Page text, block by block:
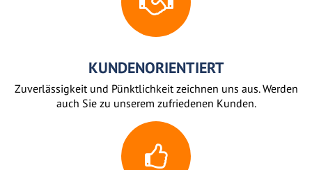
KUNDENORIENTIERT
Zuverlässigkeit und Pünktlichkeit zeichnen uns aus. Werden
auch Sie zu unserem zufriedenen Kunden.